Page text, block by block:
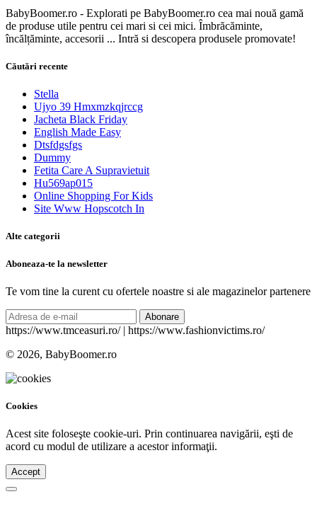
BabyBoomer.ro - Explorati pe BabyBoomer.ro cea mai nouă gamă
de produse utile pentru cei mari si cei mici. Îmbrăcăminte,
încălțăminte, accesorii ... Intră si descopera produsele promovate!
Căutări recente
Stella
Ujyo 39 Hmxmzkqjrccg
Jacheta Black Friday
English Made Easy
Dtsfdgsfgs
Dummy
Fetita Care A Supravietuit
Hu569ap015
Online Shopping For Kids
Site Www Hopscotch In
Alte categorii
Aboneaza-te la newsletter
Te vom tine la curent cu ofertele noastre si ale magazinelor partenere
Abonare
https://www.tmceasuri.ro/ | https://www.fashionvictims.ro/
© 2026, BabyBoomer.ro
Cookies
Acest site foloseşte cookie-uri. Prin continuarea navigării, eşti de
acord cu modul de utilizare a acestor informaţii.
Accept